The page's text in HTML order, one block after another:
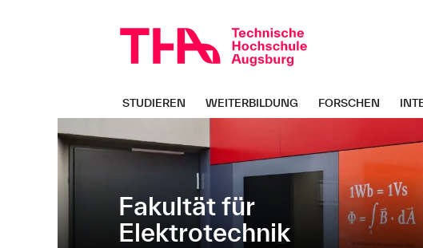
überspringen
Fakultät für
Elektrotechnik
STUDIEREN WEITERBILDUNG FORSCHEN